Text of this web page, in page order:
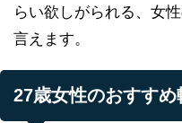
らい欲しがられる、女
言えます。
27歳女性のおすす